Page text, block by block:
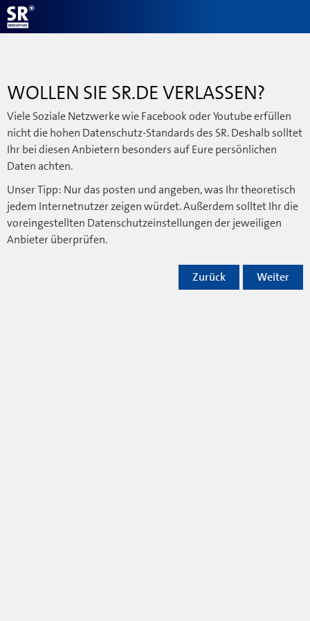
WOLLEN SIE SR.DE VERLASSEN?
Viele Soziale Netzwerke wie Facebook oder Youtube erfüllen
nicht die hohen Datenschutz-Standards des SR. Deshalb solltet
Ihr bei diesen Anbietern besonders auf Eure persönlichen
Daten achten.
Unser Tipp: Nur das posten und angeben, was Ihr theoretisch
jedem Internetnutzer zeigen würdet. Außerdem solltet Ihr die
voreingestellten Datenschutzeinstellungen der jeweiligen
Anbieter überprüfen.
Weiter
Zurück